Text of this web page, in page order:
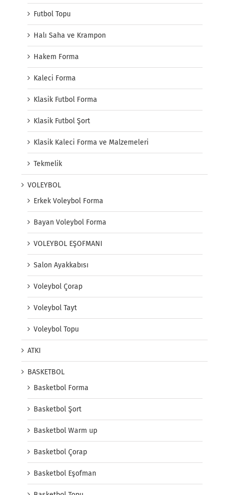
Futbol Topu
Halı Saha ve Krampon
Hakem Forma
Kaleci Forma
Klasik Futbol Forma
Klasik Futbol Şort
Klasik Kaleci Forma ve Malzemeleri
Tekmelik
VOLEYBOL
Erkek Voleybol Forma
Bayan Voleybol Forma
VOLEYBOL EŞOFMANI
Salon Ayakkabısı
Voleybol Çorap
Voleybol Tayt
Voleybol Topu
ATKI
BASKETBOL
Basketbol Forma
Basketbol Şort
Basketbol Warm up
Basketbol Çorap
Basketbol Eşofman